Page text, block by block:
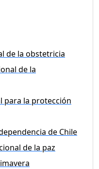
de la obstetricia
de la
para la protección
de Chile
de la paz